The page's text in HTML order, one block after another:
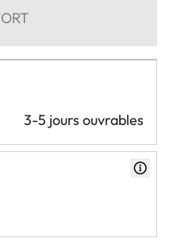
3-5 jours ouvrables